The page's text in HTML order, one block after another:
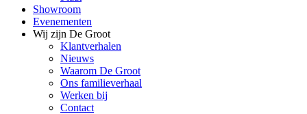
Showroom
Evenementen
Wij zijn De Groot
Klantverhalen
Nieuws
Waarom De Groot
Ons familieverhaal
Werken bij
Contact